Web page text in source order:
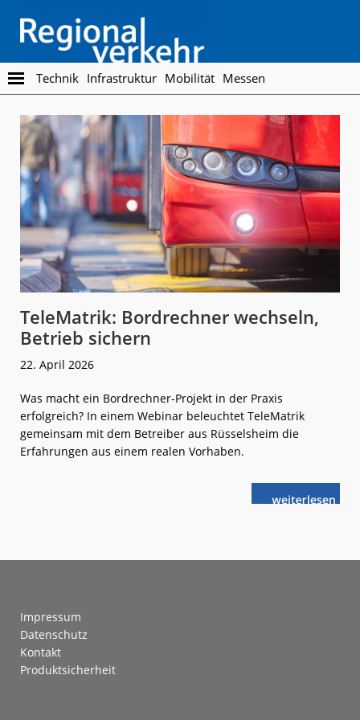
main
content
footer
Regionalverkehr
Die
Fachzeitschrift
den
Öffentlichen
Personennahverkehr
Technik Infrastruktur Mobilität Messen
TeleMatrik: Bordrechner wechseln,
Betrieb sichern
22. April 2026
Was macht ein Bordrechner-Projekt in der Praxis
erfolgreich? In einem Webinar beleuchtet TeleMatrik
gemeinsam mit dem Betreiber aus Rüsselsheim die
Erfahrungen aus einem realen Vorhaben.
weiterlese
nTeleMatrik:
Impressum
Datenschutz
Kontakt
Produktsicherheit